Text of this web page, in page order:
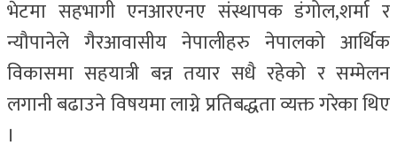
भेटमा सहभागी एनआरएनए संस्थापक डंगोल,शर्मा र
न्यौपानेले गैरआवासीय नेपालीहरु नेपालको आर्थिक
विकासमा सहयात्री बन्न तयार सधै रहेको र सम्मेलन
लगानी बढाउने विषयमा लाग्ने प्रतिबद्धता व्यक्त गरेका थिए
।